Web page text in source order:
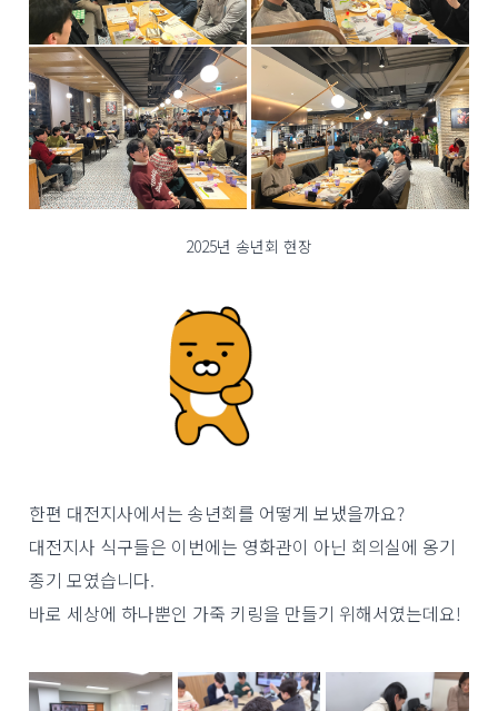
2025년 송년회 현장
한편 대전지사에서는 송년회를 어떻게 보냈을까요?
대전지사 식구들은 이번에는 영화관이 아닌 회의실에 옹기
종기 모였습니다.
바로 세상에 하나뿐인 가죽 키링을 만들기 위해서였는데요!